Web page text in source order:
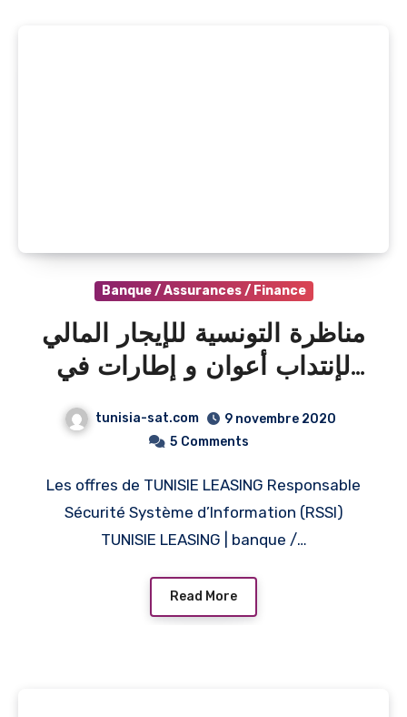
Banque / Assurances / Finance
مناظرة التونسية للإيجار المالي
لإنتداب أعوان و إطارات في
tunisia-sat.com
9 novembre 2020
5 Comments
Les offres de TUNISIE LEASING Responsable
Sécurité Système d’Information (RSSI)
TUNISIE LEASING | banque /…
Read More